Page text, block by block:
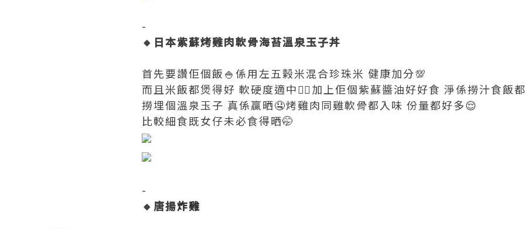
-
🔸日本紫蘇烤雞肉軟骨海苔溫泉玉子丼
首先要讚佢個飯🍚係用左五榖米混合珍珠米 健康加分💯
而且米飯都煲得好 軟硬度適中👍🏼加上佢個紫蘇醬油好好食 淨係撈汁食飯
撈埋個溫泉玉子 真係贏晒🤤烤雞肉同雞軟骨都入味 份量都好多😌
比較細食既女仔未必食得晒🤭
-
🔸唐揚炸雞